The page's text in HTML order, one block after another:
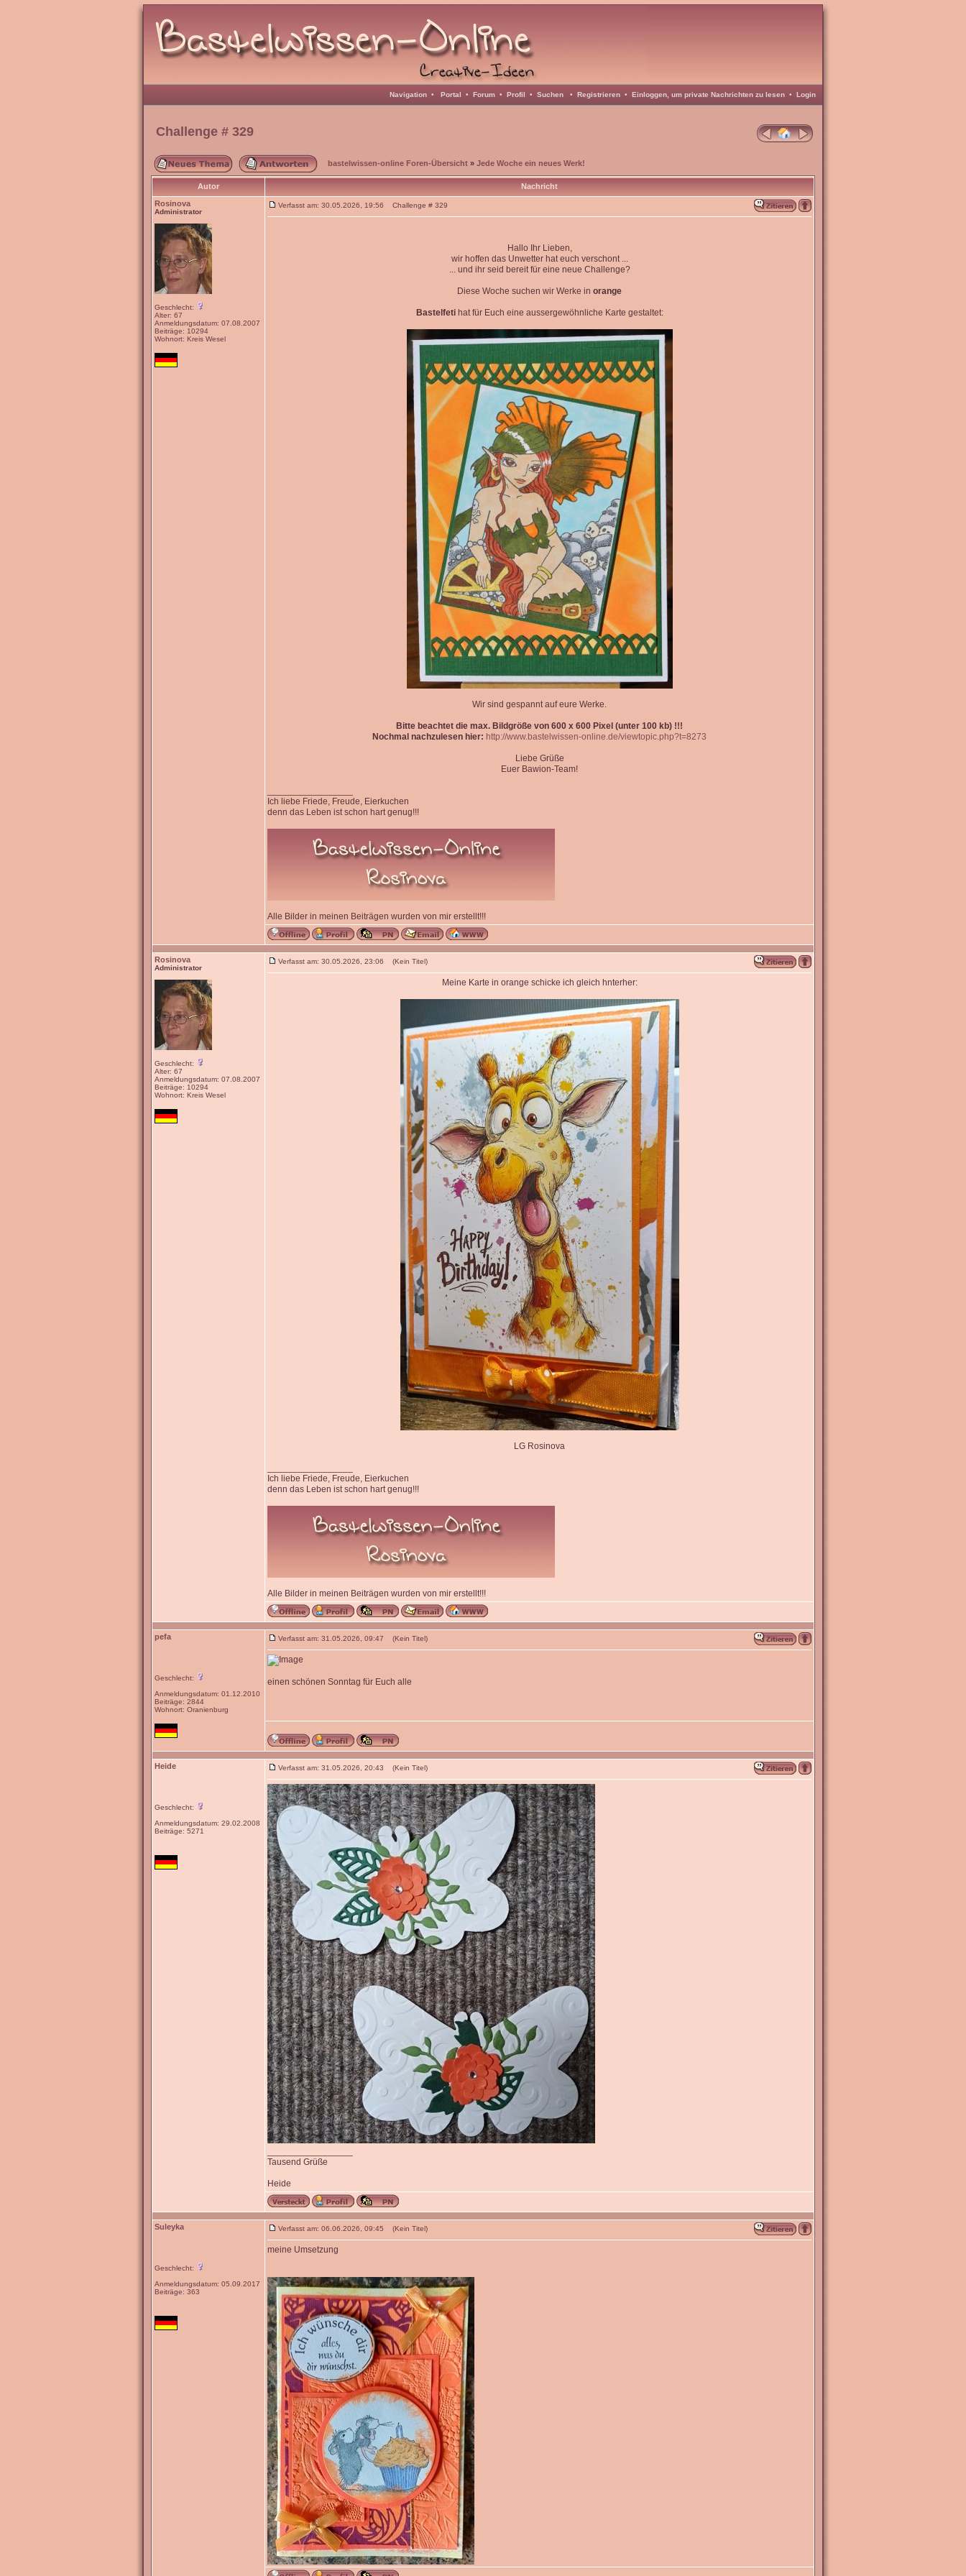
Navigation • Portal • Forum • Profil • Suchen • Registrieren • Einloggen, um private Nachrichten zu lesen • Login
Challenge # 329
bastelwissen-online Foren-Übersicht » Jede Woche ein neues Werk!
Autor
Nachricht
Rosinova
Administrator
Geschlecht:
Alter: 67
Anmeldungsdatum: 07.08.2007
Beiträge: 10294
Wohnort: Kreis Wesel
Verfasst am: 30.05.2026, 19:56 Challenge # 329
Hallo Ihr Lieben,
wir hoffen das Unwetter hat euch verschont ...
... und ihr seid bereit für eine neue Challenge?
Diese Woche suchen wir Werke in orange
Bastelfetihat für Euch eine aussergewöhnliche Karte gestaltet:
Wir sind gespannt auf eure Werke.
Bitte beachtet die max. Bildgröße von 600 x 600 Pixel (unter 100 kb) !!!
Nochmal nachzulesen hier: http://www.bastelwissen-online.de/viewtopic.php?t=8273
Liebe Grüße
Euer Bawion-Team!
Ich liebe Friede, Freude, Eierkuchen
denn das Leben ist schon hart genug!!!
Alle Bilder in meinen Beiträgen wurden von mir erstellt!!!
Rosinova
Administrator
Geschlecht:
Alter: 67
Anmeldungsdatum: 07.08.2007
Beiträge: 10294
Wohnort: Kreis Wesel
Verfasst am: 30.05.2026, 23:06 (Kein Titel)
Meine Karte in orange schicke ich gleich hnterher:
LG Rosinova
Ich liebe Friede, Freude, Eierkuchen
denn das Leben ist schon hart genug!!!
Alle Bilder in meinen Beiträgen wurden von mir erstellt!!!
pefa
Geschlecht:
Anmeldungsdatum: 01.12.2010
Beiträge: 2844
Wohnort: Oranienburg
Verfasst am: 31.05.2026, 09:47 (Kein Titel)
einen schönen Sonntag für Euch alle
Heide
Geschlecht:
Anmeldungsdatum: 29.02.2008
Beiträge: 5271
Verfasst am: 31.05.2026, 20:43 (Kein Titel)
Tausend Grüße
Heide
Suleyka
Geschlecht:
Anmeldungsdatum: 05.09.2017
Beiträge: 363
Verfasst am: 06.06.2026, 09:45 (Kein Titel)
meine Umsetzung